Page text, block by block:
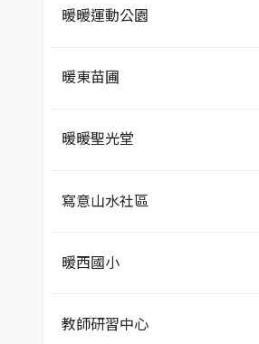
暖暖運動公園
暖東苗圃
暖暖聖光堂
寫意山水社區
暖西國小
教師研習中心